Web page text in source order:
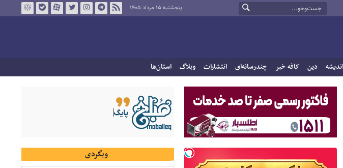
پنجشنبه ۱۵ مرداد ۱۴۰۵
اندیشه دین کافه خبر چندرسانه‌ای انتشارات وبلاگ استان‌ها
وبگردی